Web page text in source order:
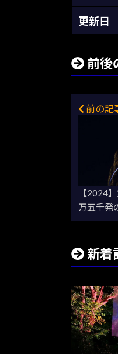
更新日
前後
前の記
【2024
万五千発
新着